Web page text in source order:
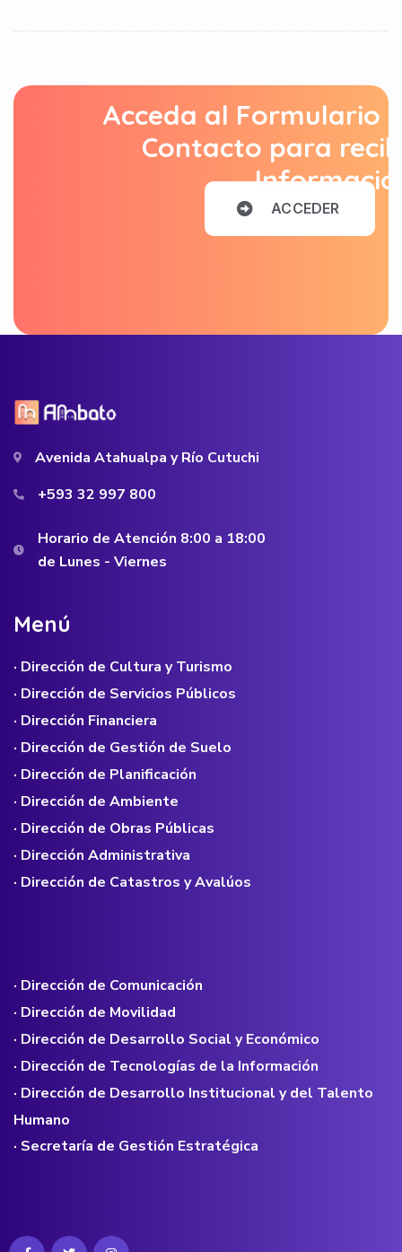
Acceda al Formulario
Contacto para
ACCEDER
Avenida Atahualpa y Río Cutuchi
+593 32 997 800
Horario de Atención 8:00 a 18:00
de Lunes - Viernes
Menú
· Dirección de Cultura y Turismo
· Dirección de Servicios Públicos
· Dirección Financiera
· Dirección de Gestión de Suelo
· Dirección de Planificación
· Dirección de Ambiente
· Dirección de Obras Públicas
· Dirección Administrativa
· Dirección de Catastros y Avalúos
· Dirección de Comunicación
· Dirección de Movilidad
· Dirección de Desarrollo Social y Económico
· Dirección de Tecnologías de la Información
· Dirección de Desarrollo Institucional y del Talento
Humano
· Secretaría de Gestión Estratégica